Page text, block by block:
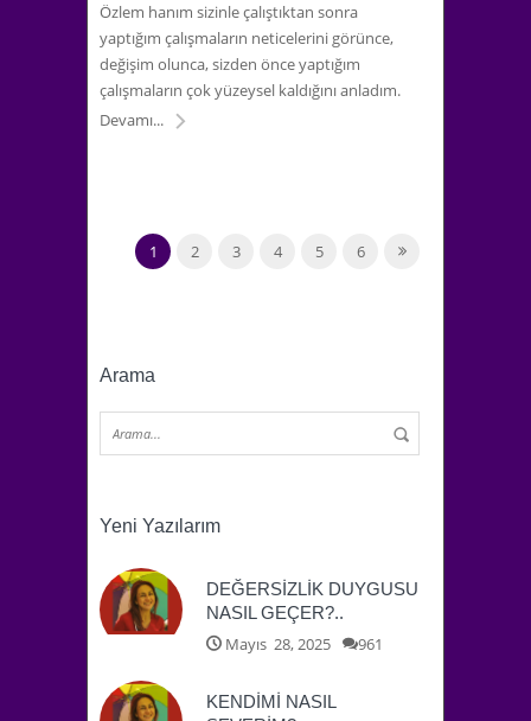
Özlem hanım sizinle çalıştıktan sonra
yaptığım çalışmaların neticelerini görünce,
değişim olunca, sizden önce yaptığım
çalışmaların çok yüzeysel kaldığını anladım.
Devamı...
1 2 3 4 5 6
Arama
Yeni Yazılarım
DEĞERSİZLİK DUYGUSU
NASIL GEÇER?..
Mayıs 28, 2025 961
KENDİMİ NASIL